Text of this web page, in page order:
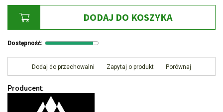
DODAJ DO KOSZYKA
Dostępność:
Dodaj do przechowalni Zapytaj o produkt Porównaj
Producent: